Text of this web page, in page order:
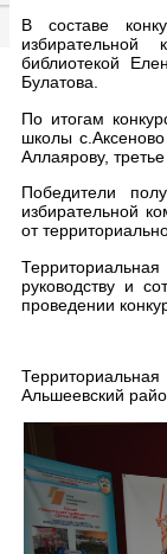
В составе
библиотекой
Булатова.
По итогам
школы
Аллаярову,
Победители
избирательной
от
руководству и
проведении
Альшеевский